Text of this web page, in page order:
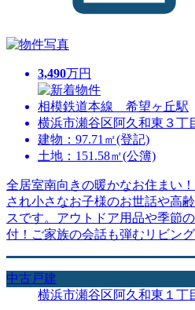
3,490万円
相模鉄道本線 希望ヶ丘駅
横浜市瀬谷区阿久和東３丁
建物：97.71㎡(登記)
土地：151.58㎡(公簿)
全居室南向きの暖かなお住まい
され小さなお子様のお世話や高
スです。アウトドア用品や季節
付！ご家族の会話も弾むリビング
中古戸建
横浜市瀬谷区阿久和東１丁